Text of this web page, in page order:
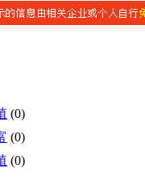
(0)
(0)
(0)